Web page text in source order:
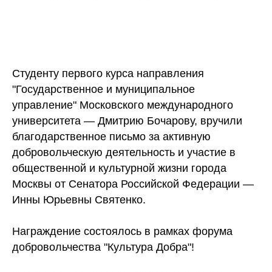
Студенту первого курса направления
"Государственное и муниципальное
управление" Московского международного
университета — Дмитрию Бочарову, вручили
благодарственное письмо за активную
добровольческую деятельность и участие в
общественной и культурной жизни города
Москвы от Сенатора Российской Федерации —
Инны Юрьевны Святенко.
Награждение состоялось в рамках форума
добровольчества "Культура Добра"!